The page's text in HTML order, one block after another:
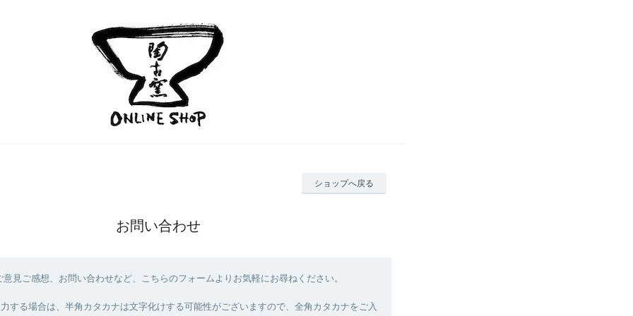
ショップへ戻る
お問い合わせ
見ご感想、お問い合わせなど、こちらのフォームよりお気軽にお尋ねください。
する場合は、半角カタカナは文字化けする可能性がございますので、全角カタカナをご入